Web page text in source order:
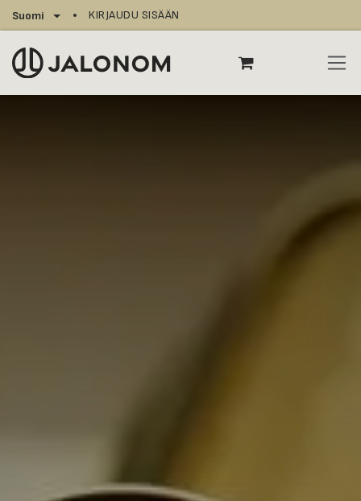
Siirry sisältöön
Suomi KIRJAUDU SISÄÄN